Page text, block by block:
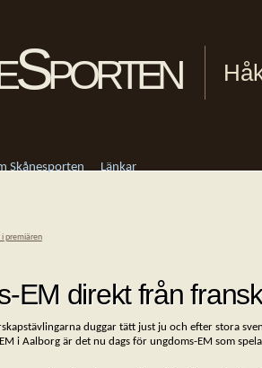
Skånesporten Länkar
premiären
EM direkt från
duggar tätt just ju och efter stora
i Aalborg är det nu dags för ungdoms-EM som